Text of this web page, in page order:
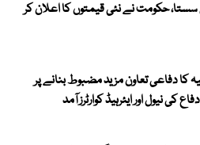
سستا، حکومت نے نئی قیمتوں کا اعلان کر
کا دفاعی تعاون مزید مضبوط بنانے پر
کی نیول اور ایئرہیڈ کوارٹرز آمد